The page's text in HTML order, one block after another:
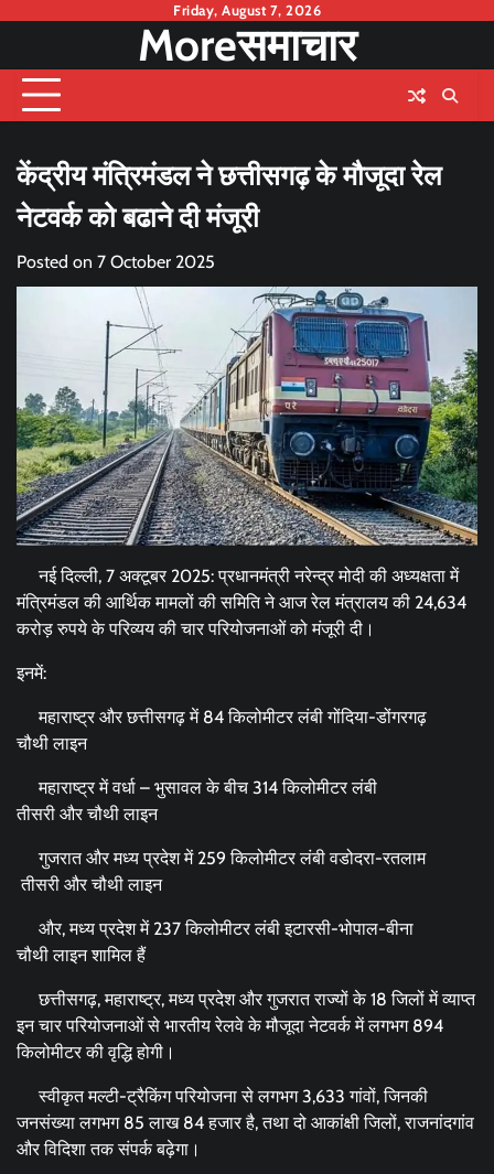
content
Friday, August 7, 2026
Moreसमाचार
केंद्रीय मंत्रिमंडल ने छत्तीसगढ़ के मौजूदा रेल
नेटवर्क को बढाने दी मंजूरी
Posted on 7 October 2025
नई दिल्ली, 7 अक्टूबर 2025: प्रधानमंत्री नरेन्द्र मोदी की अध्यक्षता में
मंत्रिमंडल की आर्थिक मामलों की समिति ने आज रेल मंत्रालय की 24,634
करोड़ रुपये के परिव्‍यय की चार परियोजनाओं को मंजूरी दी।
इनमें:
महाराष्ट्र और छत्तीसगढ़ में 84 किलोमीटर लंबी गोंदिया-डोंगरगढ़
चौथी लाइन
महाराष्ट्र में वर्धा – भुसावल के बीच 314 किलोमीटर लंबी
तीसरी और चौथी लाइन
गुजरात और मध्य प्रदेश में 259 किलोमीटर लंबी वडोदरा-रतलाम
तीसरी और चौथी लाइन
और, मध्य प्रदेश में 237 किलोमीटर लंबी इटारसी-भोपाल-बीना
चौथी लाइन शामिल हैं
छत्तीसगढ़, महाराष्ट्र, मध्य प्रदेश और गुजरात राज्यों के 18 जिलों में व्‍याप्‍त
इन चार परियोजनाओं से भारतीय रेलवे के मौजूदा नेटवर्क में लगभग 894
किलोमीटर की वृद्धि होगी।
स्वीकृत मल्टी-ट्रैकिंग परियोजना से लगभग 3,633 गांवों, जिनकी
जनसंख्या लगभग 85 लाख 84 हजार है, तथा दो आकांक्षी जिलों, राजनांदगांव
और विदिशा तक संपर्क बढ़ेगा।